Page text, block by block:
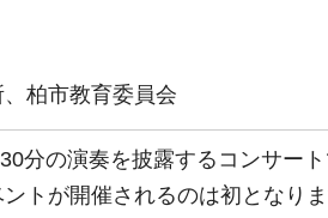
柏市教育委員会
分の演奏を披露するコンサート
トが開催されるのは初となりま